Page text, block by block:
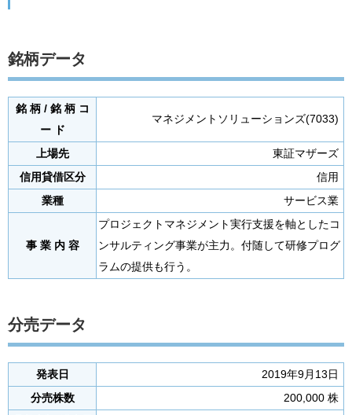
銘柄データ
銘 柄 / 銘 柄 コ
ー ド
マネジメントソリューションズ(7033)
上場先
東証マザーズ
信用貸借区分
信用
業種
サービス業
事 業 内 容
プロジェクトマネジメント実行支援を軸としたコ
ンサルティング事業が主力。付随して研修プログ
ラムの提供も行う。
分売データ
発表日
2019年9月13日
分売株数
200,000 株